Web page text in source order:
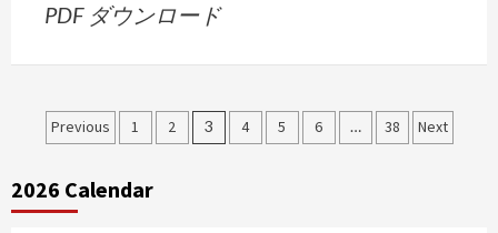
PDF ダウンロード
投
ナ
Previous 1 2 3 4 5 6 … 38 Next
2026 Calendar